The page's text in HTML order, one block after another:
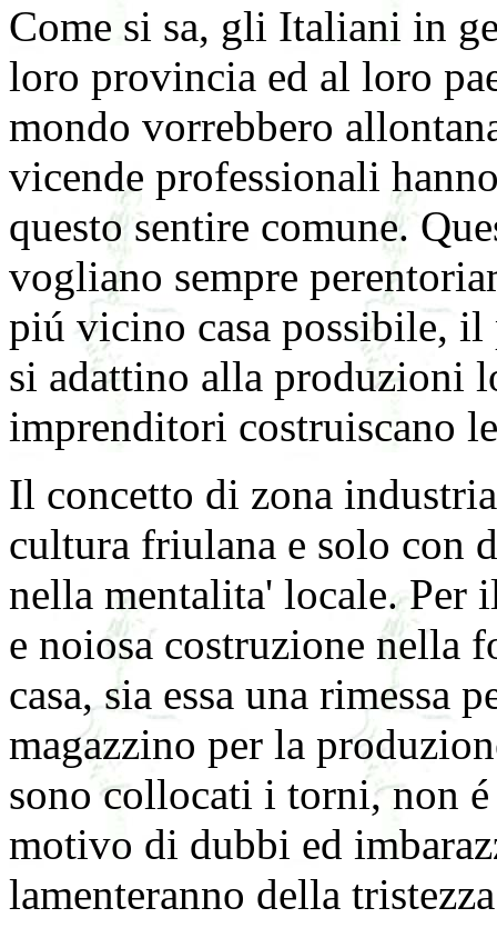
Come si sa, gli Italiani in
loro provincia ed al loro
mondo vorrebbero
vicende professionali
questo sentire comune.
vogliano sempre
piú vicino casa possibile,
si adattino alla produzioni
imprenditori costruiscano
Il concetto di zona
cultura friulana e solo con
nella mentalita' locale. Per
e noiosa costruzione nella
casa, sia essa una rimessa
magazzino per la
sono collocati i torni, non
motivo di dubbi ed
lamenteranno della